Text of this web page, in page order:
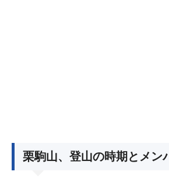
栗駒山、登山の時期とメン